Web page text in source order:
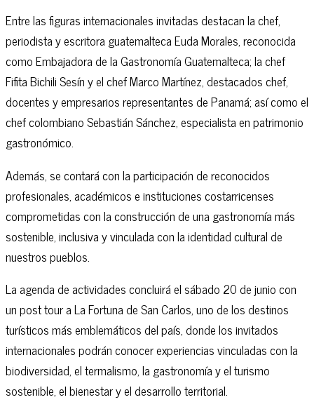
Entre las figuras internacionales invitadas destacan la chef,
periodista y escritora guatemalteca Euda Morales, reconocida
como Embajadora de la Gastronomía Guatemalteca; la chef
Fifita Bichili Sesín y el chef Marco Martínez, destacados chef,
docentes y empresarios representantes de Panamá; así como el
chef colombiano Sebastián Sánchez, especialista en patrimonio
gastronómico.
Además, se contará con la participación de reconocidos
profesionales, académicos e instituciones costarricenses
comprometidas con la construcción de una gastronomía más
sostenible, inclusiva y vinculada con la identidad cultural de
nuestros pueblos.
La agenda de actividades concluirá el sábado 20 de junio con
un post tour a La Fortuna de San Carlos, uno de los destinos
turísticos más emblemáticos del país, donde los invitados
internacionales podrán conocer experiencias vinculadas con la
biodiversidad, el termalismo, la gastronomía y el turismo
sostenible, el bienestar y el desarrollo territorial.